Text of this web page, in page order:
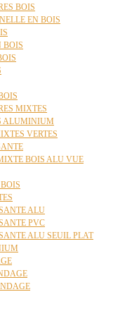
BOIS
EN BOIS
BOIS
MIXTES
ALUMINIUM
VERTES
BOIS ALU VUE
ALU
PVC
ALU SEUIL PLAT